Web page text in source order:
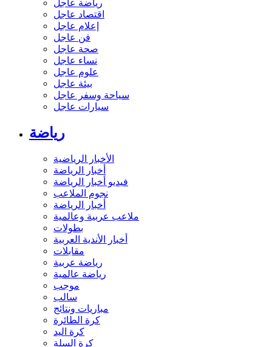
رياضة عاجل
اقتصاد عاجل
إعلام عاجل
فن عاجل
صحة عاجل
نساء عاجل
علوم عاجل
بيئة عاجل
سياحة وسفر عاجل
سيارات عاجل
رياضة
الأخبار الرياضية
أخبار الرياضة
فيديو أخبار الرياضة
نجوم الملاعب
أخبار الرياضة
ملاعب عربية وعالمية
بطولات
أخبار الأندية العربية
مقابلات
رياضة عربية
رياضة عالمية
موجب
سالب
مباريات ونتائج
كرة الطائرة
كرة اليد
كرة السلة